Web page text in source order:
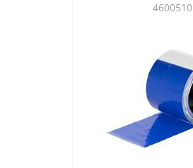
4600510